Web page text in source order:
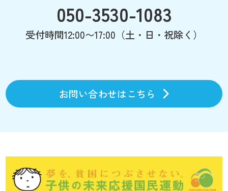
050-3530-1083
受付時間12:00〜17:00（土・日・祝除く）
お問い合わせはこちら